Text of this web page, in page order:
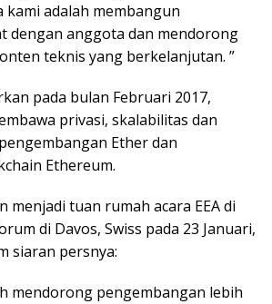
kami adalah membangun
dengan anggota dan mendorong
teknis yang berkelanjutan. ”
pada bulan Februari 2017,
privasi, skalabilitas dan
Ether dan
Ethereum.
menjadi tuan rumah acara EEA di
di Davos, Swiss pada 23 Januari,
siaran persnya:
mendorong pengembangan lebih